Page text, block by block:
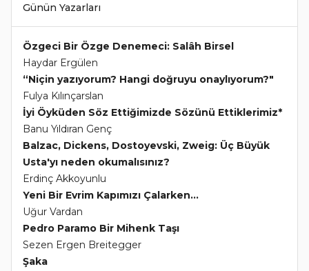
Günün Yazarları
Özgeci Bir Özge Denemeci: Salâh Birsel
Haydar Ergülen
“Niçin yazıyorum? Hangi doğruyu onaylıyorum?"
Fulya Kılınçarslan
İyi Öyküden Söz Ettiğimizde Sözünü Ettiklerimiz*
Banu Yıldıran Genç
Balzac, Dickens, Dostoyevski, Zweig: Üç Büyük
Usta'yı neden okumalısınız?
Erdinç Akkoyunlu
Yeni Bir Evrim Kapımızı Çalarken...
Uğur Vardan
Pedro Paramo Bir Mihenk Taşı
Sezen Ergen Breitegger
Şaka